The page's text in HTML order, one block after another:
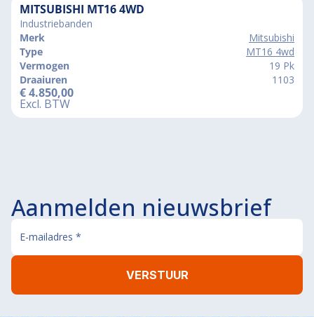
MITSUBISHI MT16 4WD
Industriebanden
Merk
Mitsubishi
Type
MT16 4wd
Vermogen
19 Pk
Draaiuren
1103
€4.850,00
Excl. BTW
Aanmelden nieuwsbrief